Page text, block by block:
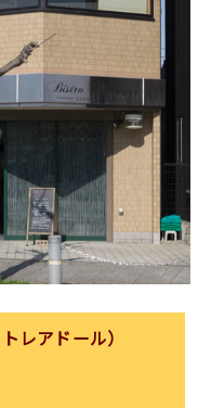
レアドール）